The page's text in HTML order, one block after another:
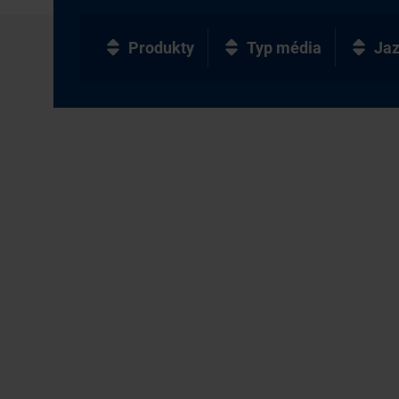
Produkty Typ média